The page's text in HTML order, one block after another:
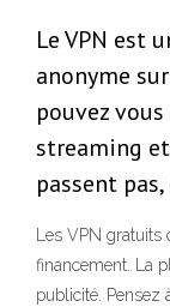
Le VPN est
anonyme
pouvez
streaming
passent
Les VPN
financement. La
publicité. Pensez